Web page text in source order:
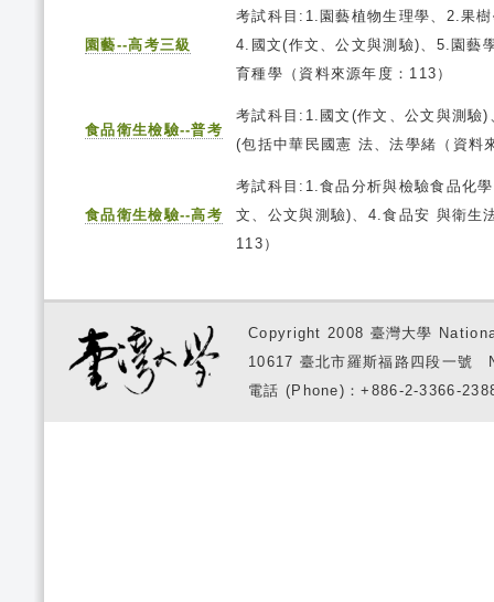
園藝--高考三級
考試科目:1.園藝植物生理學、2.果
4.國文(作文、公文與測驗)、5.園藝
育種學（資料來源年度：113）
食品衛生檢驗--普考
考試科目:1.國文(作文、公文與測驗
(包括中華民國憲 法、法學緒（資料
食品衛生檢驗--高考
考試科目:1.食品分析與檢驗食品化
文、公文與測驗)、4.食品安 與衛生
113）
Copyright 2008 臺灣大學
10617 臺北市羅斯福路四段一
電話 (Phone)：+886-2-3366-